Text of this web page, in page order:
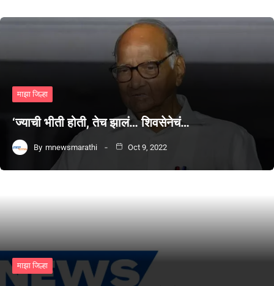
माझा जिल्हा
‘ज्याची भीती होती, तेच झालं… शिवसेनेचं…
By mnewsmarathi Oct 9, 2022
माझा जिल्हा